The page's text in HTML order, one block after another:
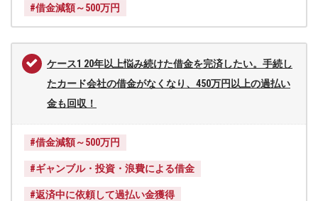
務
所
#借金減額～500万円
ケース1 20年以上悩み続けた借金を完済したい。手続し
たカード会社の借金がなくなり、450万円以上の過払い
金も回収！
#借金減額～500万円
#ギャンブル・投資・浪費による借金
#返済中に依頼して過払い金獲得